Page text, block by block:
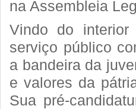
na Assembleia
Vindo do
serviço público
a bandeira da
e valores da
Sua pré-